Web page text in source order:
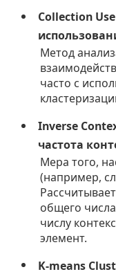
Collection
Метод
часто с
Inverse
частота
Мера того,
(например,
общего
числу
элемент.
K-means